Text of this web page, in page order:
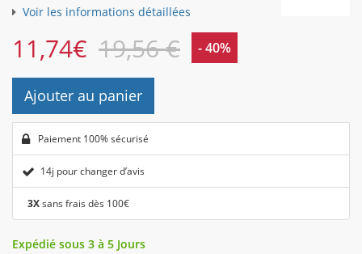
Voir les informations détaillées
11,74€ 19,56 € - 40%
Ajouter au panier
Paiement 100% sécurisé
14j pour changer d’avis
3Xsans frais dès 100€
Expédié sous 3 à 5 Jours